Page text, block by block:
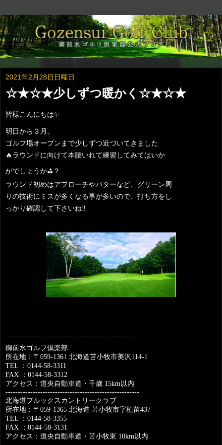
2021年2月28日日曜日
☆★☆★少しずつ暖かく☆★☆★
皆様こんにちは✨
明日から３月。
ゴルフ場オープンまで少しずつ近づいてきました
🔥 ラウンドに向けて本腰いれて練習してみてはいか
がでしょうか⛳️ ？
ラウンド初めはアプローチやパターなど、グリーン周
りの技術にミスが多くなる事が多いので、打ち方をし
っかり確認して下さいね‼️
----------------------------------------------------
御前水ゴルフ倶楽部
所在地：〒 059-1361 北海道苫小牧市美沢 114-1
TEL
： 0144-58-3311
FAX
： 0144-58-3312
アクセス：道央自動車道・千歳 15km 以内
------------------------------------------------------
北海道ブルックスカントリークラブ
所在地：〒 059-1365 北海道 苫小牧市字植苗437
TEL
： 0144-58-3355
FAX
： 0144-58-3131
アクセス：道央自動車道・苫小牧東 10km 以内